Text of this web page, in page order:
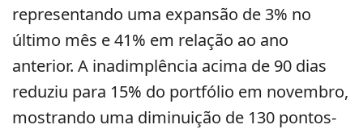
representando uma expansão de 3% no
último mês e 41% em relação ao ano
anterior. A inadimplência acima de 90 dias
reduziu para 15% do portfólio em novembro,
mostrando uma diminuição de 130 pontos-